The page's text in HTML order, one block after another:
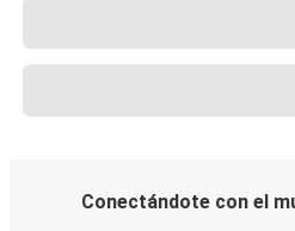
Conectándote con el